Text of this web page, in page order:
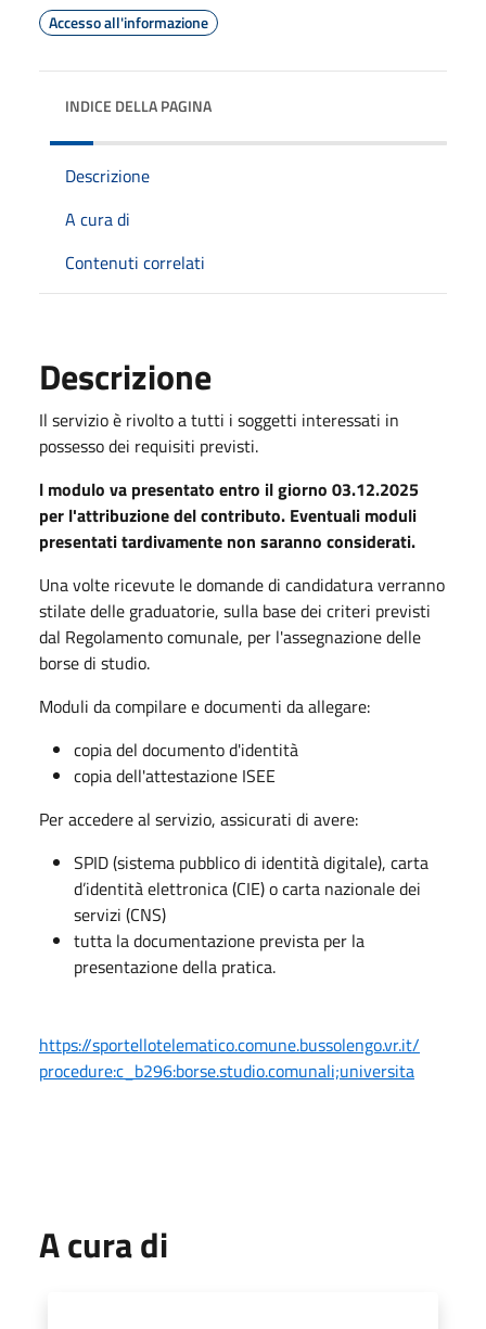
Accesso all'informazione
INDICE DELLA PAGINA
Descrizione
A cura di
Contenuti correlati
Descrizione
Il servizio è rivolto a tutti i soggetti interessati in
possesso dei requisiti previsti.
l modulo va presentato entro il giorno 03.12.2025
per l'attribuzione del contributo. Eventuali moduli
presentati tardivamente non saranno considerati.
Una volte ricevute le domande di candidatura verranno
stilate delle graduatorie, sulla base dei criteri previsti
dal Regolamento comunale, per l'assegnazione delle
borse di studio.
Moduli da compilare e documenti da allegare:
copia del documento d'identità
copia dell'attestazione ISEE
Per accedere al servizio, assicurati di avere:
SPID (sistema pubblico di identità digitale), carta
d’identità elettronica (CIE) o carta nazionale dei
servizi (CNS)
tutta la documentazione prevista per la
presentazione della pratica.
https://sportellotelematico.comune.bussolengo.vr.it/
procedure:c_b296:borse.studio.comunali;universita
A cura di